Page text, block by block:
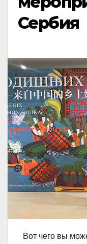
Сербия
Вот чего вы